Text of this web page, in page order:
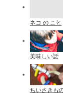
ネコ の こと
美味しい話
ちいさきも